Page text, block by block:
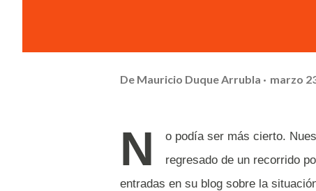
De Mauricio Duque Arrubla marzo
N o podía ser más cierto.
regresado de un recorrido
entradas en su blog sobre la